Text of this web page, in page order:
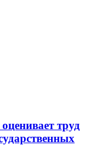
труд